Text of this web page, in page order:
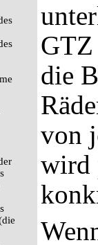
GTZ
die
von
wird